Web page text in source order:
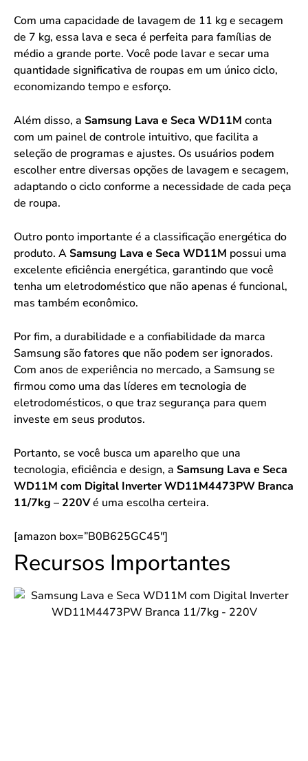
Com uma capacidade de lavagem de 11 kg e secagem
de 7 kg, essa lava e seca é perfeita para famílias de
médio a grande porte. Você pode lavar e secar uma
quantidade significativa de roupas em um único ciclo,
economizando tempo e esforço.
Além disso, a Samsung Lava e Seca WD11M conta
com um painel de controle intuitivo, que facilita a
seleção de programas e ajustes. Os usuários podem
escolher entre diversas opções de lavagem e secagem,
adaptando o ciclo conforme a necessidade de cada peça
de roupa.
Outro ponto importante é a classificação energética do
produto. ASamsung Lava e Seca WD11M possui uma
excelente eficiência energética, garantindo que você
tenha um eletrodoméstico que não apenas é funcional,
mas também econômico.
Por fim, a durabilidade e a confiabilidade da marca
Samsung são fatores que não podem ser ignorados.
Com anos de experiência no mercado, a Samsung se
firmou como uma das líderes em tecnologia de
eletrodomésticos, o que traz segurança para quem
investe em seus produtos.
Portanto, se você busca um aparelho que una
tecnologia, eficiência e design, a Samsung Lava e Seca
WD11M com Digital Inverter WD11M4473PW Branca
11/7kg – 220Vé uma escolha certeira.
[amazon box=”B0B625GC45″]
Recursos Importantes